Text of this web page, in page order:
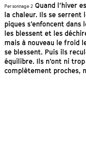
Personnage 2 Quand l’hiver
la chaleur. Ils se serrent
piques s’enfoncent
les blessent et les
mais à nouveau le froid
se blessent. Puis ils
équilibre. Ils n’ont ni
complètement proches,